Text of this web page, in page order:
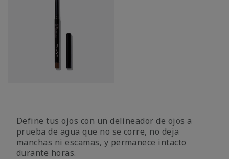
Define tus ojos con un delineador de ojos a
prueba de agua que no se corre, no deja
manchas ni escamas, y permanece intacto
durante horas.